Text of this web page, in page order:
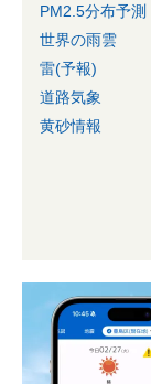
PM2.5分布予測
世界の雨雲
雷(予報)
道路気象
黄砂情報